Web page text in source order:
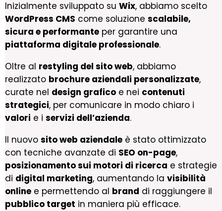
Inizialmente sviluppato su Wix, abbiamo scelto
WordPress CMS come soluzione scalabile,
sicura e performante per garantire una
piattaforma digitale professionale.
Oltre al restyling del sito web, abbiamo
realizzato brochure aziendali personalizzate,
curate nel design grafico e nei contenuti
strategici, per comunicare in modo chiaro i
valori e i servizi dell’azienda.
Il nuovo sito web aziendale è stato ottimizzato
con tecniche avanzate di SEO on-page,
posizionamento sui motori di ricerca e strategie
di digital marketing, aumentando la visibilità
online e permettendo al brand di raggiungere il
pubblico target in maniera più efficace.